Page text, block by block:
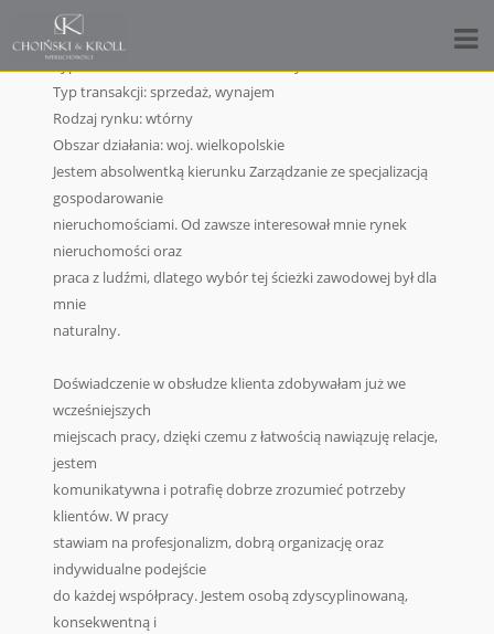
julia.grabowska@cknieruchomosci.eu
517968849
Typ nieruchomości: mieszkania, domy, działki
Typ transakcji: sprzedaż, wynajem
Rodzaj rynku: wtórny
Obszar działania: woj. wielkopolskie
Jestem absolwentką kierunku Zarządzanie ze specjalizacją
gospodarowanie
nieruchomościami. Od zawsze interesował mnie rynek
nieruchomości oraz
praca z ludźmi, dlatego wybór tej ścieżki zawodowej był dla
mnie
naturalny.
Doświadczenie w obsłudze klienta zdobywałam już we
wcześniejszych
miejscach pracy, dzięki czemu z łatwością nawiązuję relacje,
jestem
komunikatywna i potrafię dobrze zrozumieć potrzeby
klientów. W pracy
stawiam na profesjonalizm, dobrą organizację oraz
indywidualne podejście
do każdej współpracy. Jestem osobą zdyscyplinowaną,
konsekwentną i